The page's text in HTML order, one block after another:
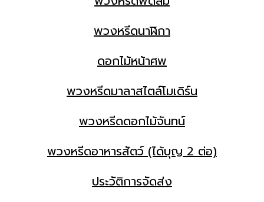
พวงหรีดนาฬิกา
ดอกไม้หน้าศพ
พวงหรีดมาลาสไตล์โมเดิร์น
พวงหรีดดอกไม้จันทน์
พวงหรีดอาหารสัตว์ (ได้บุญ 2 ต่อ)
ประวัติการจัดส่ง